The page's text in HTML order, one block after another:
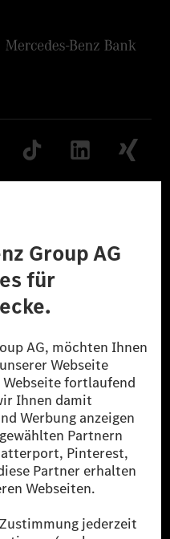
vorbehalten.
Benz Group durch
werden.
Bestandteil von MB.CHARGE
Sofern an der jeweiligen
Energien vorliegt,
Diese stellen
Public eine äquivalente
ins Stromnetz eingespeist wird.
Solarkraftanlagen, die jünger
vorgeschriebenen
Light vehicles Test